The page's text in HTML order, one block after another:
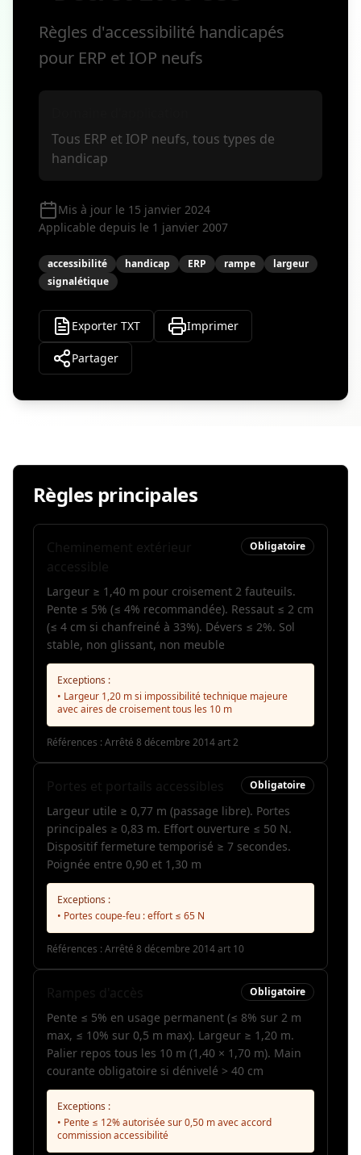
Règles d'accessibilité handicapés
pour ERP et IOP neufs
Tous ERP et IOP neufs, tous types de
handicap
Mis à jour le 15 janvier 2024
Applicable depuis le 1 janvier 2007
accessibilité handicap ERP rampe
largeur
signalétique
Exporter TXT Imprimer
Partager
Règles principales
Obligatoire
Largeur ≥ 1,40 m pour croisement 2 fauteuils.
Pente ≤ 5% (≤ 4% recommandée). Ressaut ≤ 2 cm
(≤ 4 cm si chanfreiné à 33%). Dévers ≤ 2%. Sol
stable, non glissant, non meuble
Exceptions :
• Largeur 1,20 m si impossibilité technique majeure
avec aires de croisement tous les 10 m
Références : Arrêté 8 décembre 2014 art 2
Obligatoire
Largeur utile ≥ 0,77 m (passage libre). Portes
principales ≥ 0,83 m. Effort ouverture ≤ 50 N.
Dispositif fermeture temporisé ≥ 7 secondes.
Poignée entre 0,90 et 1,30 m
Exceptions :
• Portes coupe-feu : effort ≤ 65 N
Références : Arrêté 8 décembre 2014 art 10
Obligatoire
Pente ≤ 5% en usage permanent (≤ 8% sur 2 m
max, ≤ 10% sur 0,5 m max). Largeur ≥ 1,20 m.
Palier repos tous les 10 m (1,40 × 1,70 m). Main
courante obligatoire si dénivelé > 40 cm
Exceptions :
• Pente ≤ 12% autorisée sur 0,50 m avec accord
commission accessibilité